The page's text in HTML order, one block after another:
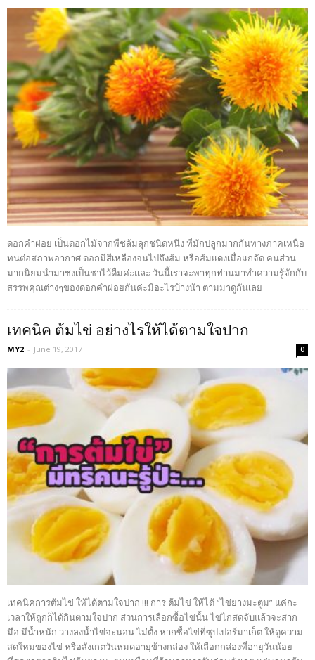
ดอกคำฝอย เป็นดอกไม้จากพืชล้มลุกชนิดหนึ่ง ที่มักปลูกมากกันทางภาคเหนือ
ทนต่อสภาพอากาศ ดอกมีสีเหลืองจนไปถึงส้ม หรือส้มแดงเมื่อแก่จัด คนส่วน
มากนิยมนำมาชงเป็นชาไว้ดื่มค่ะและ วันนี้เราจะพาทุกท่านมาทำความรู้จักกับ
สรรพคุณต่างๆของดอกคำฝอยกันค่ะมีอะไรบ้างน้า ตามมาดูกันเลย
เทคนิค ต้มไข่ อย่างไรให้ได้ตามใจปาก
MY2 - June 19, 2017 0
เทคนิคการต้มไข่ ให้ได้ตามใจปาก !!! การ ต้มไข่ ให้ได้ “ไข่ยางมะตูม” แค่กะ
เวลาให้ถูกก็ได้กินตามใจปาก ส่วนการเลือกซื้อไข่นั้น ไข่ไก่สดจับแล้วจะสาก
มือ มีน้ำหนัก วางลงน้ำไข่จะนอน ไม่ตั้ง หากซื้อไข่ที่ซุปเปอร์มาเก็ต ให้ดูความ
สดใหม่ของไข่ หรือสังเกตวันหมดอายุข้างกล่อง ให้เลือกกล่องที่อายุวันน้อย